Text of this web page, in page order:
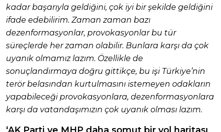
kadar başarıyla geldiğini, çok iyi bir şekilde geldiğini
ifade edebilirim. Zaman zaman bazı
dezenformasyonlar, provokasyonlar bu tür
süreçlerde her zaman olabilir. Bunlara karşı da çok
uyanık olmamız lazım. Özellikle de
sonuçlandırmaya doğru gittikçe, bu işi Türkiye’nin
terör belasından kurtulmasını istemeyen odakların
yapabileceği provokasyonlara, dezenformasyonlara
karşı da vatandaşımızın çok uyanık olması lazım.